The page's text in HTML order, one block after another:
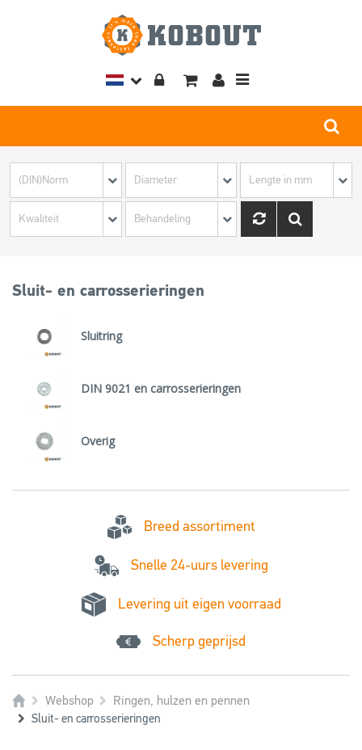
Toggle
Sluit- en carrosserieringen
Sluitring
DIN 9021 en carrosserieringen
Overig
Breed assortiment
Snelle 24-uurs levering
Levering uit eigen voorraad
Scherp geprijsd
Webshop Ringen, hulzen en pennen
Sluit- en carrosserieringen